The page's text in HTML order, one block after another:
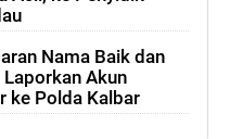
Nama Baik dan
Akun
ke Polda Kalbar